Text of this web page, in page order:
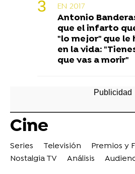
EN 2017
Antonio
que el infarto
"lo mejor" que le
en la vida:
que vas a morir"
Cine
Series Televisión Premios y
Nostalgia TV
Análisis